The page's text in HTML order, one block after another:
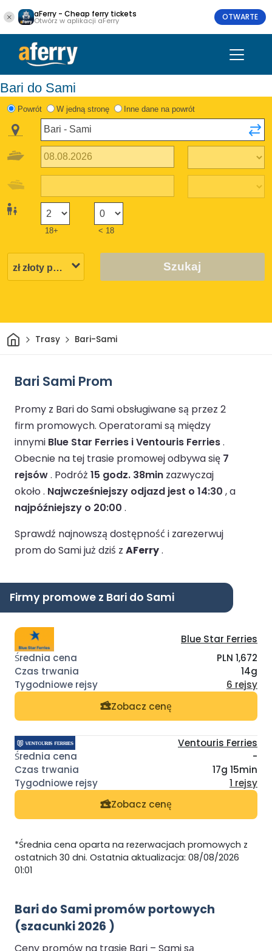
aFerry - Cheap ferry tickets
Otwórz w aplikacji aFerry OTWARTE
Bari do Sami
Powrót W jedną stronę Inne dane na powrót
18+ < 18
Szukaj
DomTrasy Bari-Sami
Bari Sami Prom
Promy z Bari do Sami obsługiwane są przez 2
firm promowych. Operatorami są między
innymi Blue Star Ferries i Ventouris Ferries.
Obecnie na tej trasie promowej odbywa się 7
rejsów. Podróż 15 godz. 38min zazwyczaj
około . Najwcześniejszy odjazd jest o 14:30 , a
najpóźniejszy o 20:00 .
Sprawdź najnowszą dostępność i zarezerwuj
prom do Sami już dziś z AFerry.
Firmy promowe z Bari do Sami
Blue Star Ferries
PLN 1,672
14g
6 rejsy
Zobacz cenę
Ventouris Ferries
-
17g 15min
1 rejsy
Zobacz cenę
*Średnia cena oparta na rezerwacjach promowych z
ostatnich 30 dni. Ostatnia aktualizacja: 08/08/2026
01:01
Bari do Sami promów portowych
(szacunki 2026 )